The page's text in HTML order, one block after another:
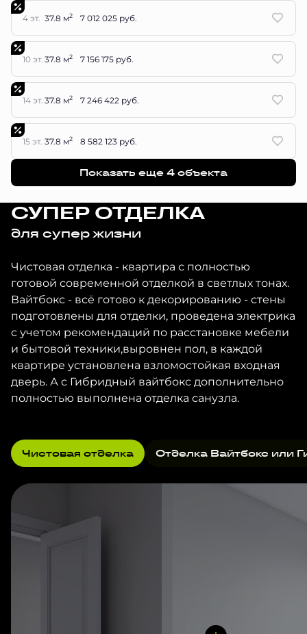
4 эт. 37.8 м2 7 012 025 руб.
10 эт. 37.8 м2 7 156 175 руб.
14 эт. 37.8 м2 7 246 422 руб.
15 эт. 37.8 м2 8 582 123 руб.
Показать еще 4 объектa
СУПЕР ОТДЕЛКА
для супер жизни
Чистовая отделка - квартира с полностью
готовой современной отделкой в светлых тонах.
Вайтбокс - всё готово к декорированию - стены
подготовлены для отделки, проведена электрика
с учетом рекомендаций по расстановке мебели
и бытовой техники,выровнен пол, в каждой
квартире установлена взломостойкая входная
дверь. А с Гибридный вайтбокс дополнительно
полностью выполнена отделка санузла.
Чистовая отделка Отделка Вайтбокс или